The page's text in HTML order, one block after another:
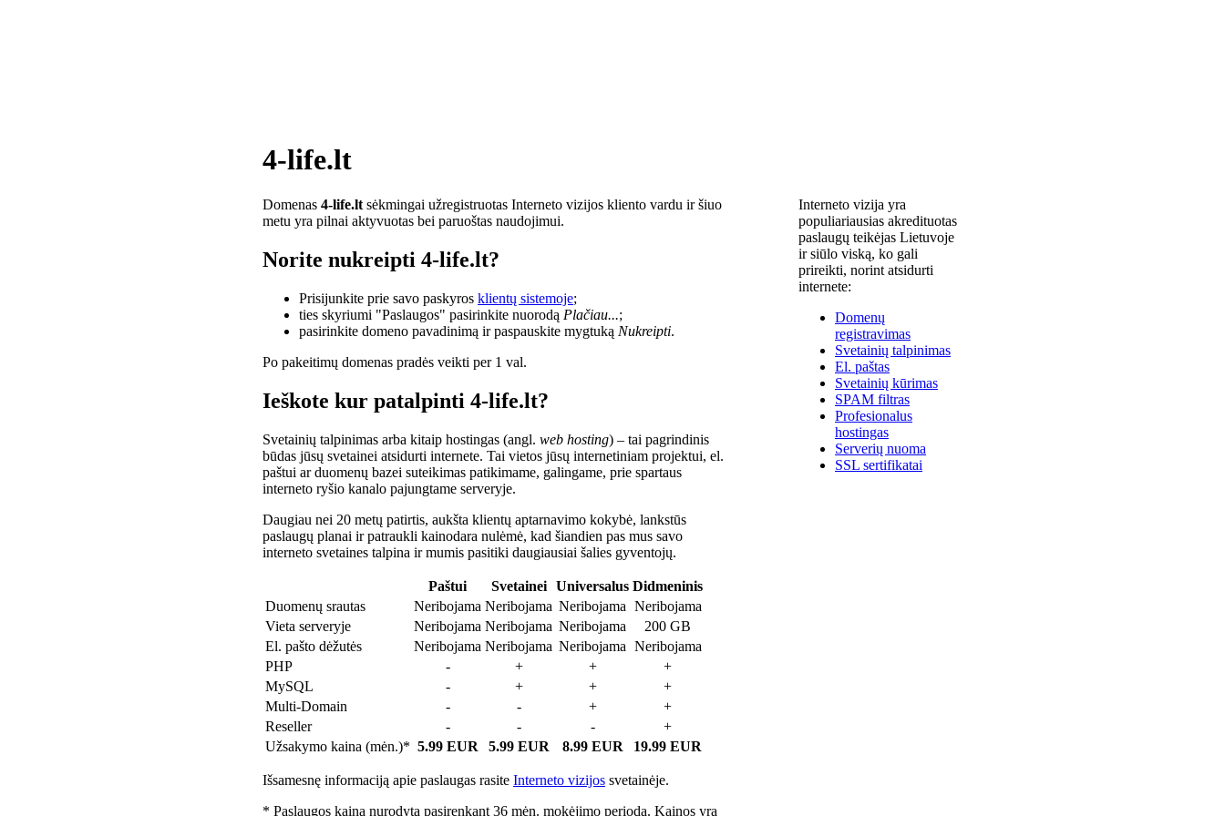
4-life.lt
Domenas 4-life.lt sėkmingai užregistruotas Interneto vizijos kliento vardu ir šiuo
metu yra pilnai aktyvuotas bei paruoštas naudojimui.
Norite nukreipti 4-life.lt?
Prisijunkite prie savo paskyros klientų sistemoje;
ties skyriumi "Paslaugos" pasirinkite nuorodą Plačiau...;
pasirinkite domeno pavadinimą ir paspauskite mygtuką Nukreipti.
Po pakeitimų domenas pradės veikti per 1 val.
Ieškote kur patalpinti 4-life.lt?
Svetainių talpinimas arba kitaip hostingas (angl. web hosting) – tai pagrindinis
būdas jūsų svetainei atsidurti internete. Tai vietos jūsų internetiniam projektui, el.
paštui ar duomenų bazei suteikimas patikimame, galingame, prie spartaus
interneto ryšio kanalo pajungtame serveryje.
Daugiau nei 20 metų patirtis, aukšta klientų aptarnavimo kokybė, lankstūs
paslaugų planai ir patraukli kainodara nulėmė, kad šiandien pas mus savo
interneto svetaines talpina ir mumis pasitiki daugiausiai šalies gyventojų.
Paštui Svetainei Universalus Didmeninis
Duomenų srautas
Neribojama Neribojama Neribojama Neribojama
Vieta serveryje
Neribojama Neribojama Neribojama
200 GB
El. pašto dėžutės
Neribojama Neribojama Neribojama Neribojama
PHP
- + +
+
MySQL
- + +
+
Multi-Domain
- - +
+
Reseller
- - -
+
Užsakymo kaina (mėn.)* 5.99 EUR 5.99 EUR 8.99 EUR 19.99 EUR
Išsamesnę informaciją apie paslaugas rasite Interneto vizijos svetainėje.
* Paslaugos kaina nurodyta pasirenkant 36 mėn. mokėjimo periodą. Kainos yra
Interneto vizija yra
populiariausias akredituotas
paslaugų teikėjas Lietuvoje
ir siūlo viską, ko gali
prireikti, norint atsidurti
internete:
Domenų
registravimas
Svetainių talpinimas
El. paštas
Svetainių kūrimas
SPAM filtras
Profesionalus
hostingas
Serverių nuoma
SSL sertifikatai